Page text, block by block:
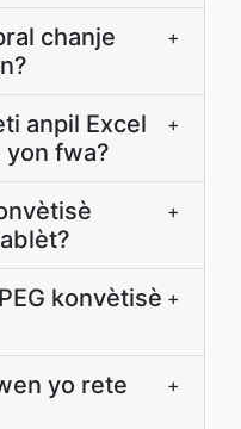
chanje
+
anpil Excel
yon fwa?
+
+
konvètisè +
yo rete
+